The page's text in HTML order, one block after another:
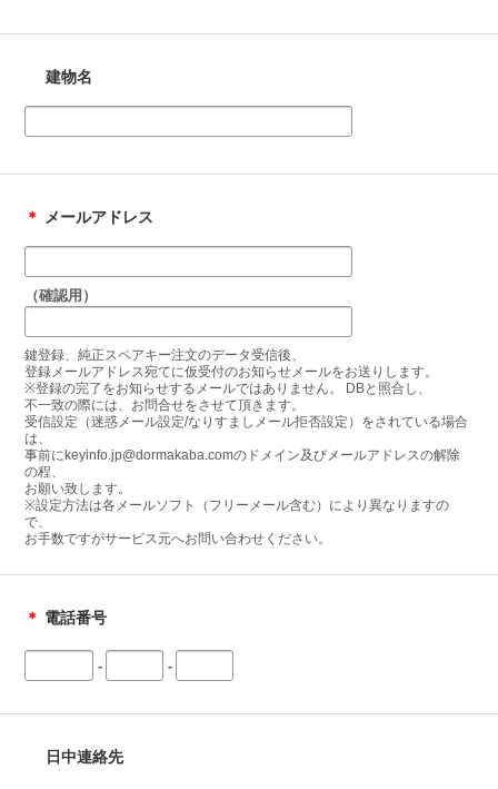
建物名
＊ メールアドレス
（確認用）
鍵登録、純正スペアキー注文のデータ受信後、
登録メールアドレス宛てに仮受付のお知らせメールをお送りします。
※登録の完了をお知らせするメールではありません。 DBと照合し、
不一致の際には、お問合せをさせて頂きます。
受信設定（迷惑メール設定/なりすましメール拒否設定）をされている場合
は、
事前にkeyinfo.jp@dormakaba.comのドメイン及びメールアドレスの解除
の程、
お願い致します。
※設定方法は各メールソフト（フリーメール含む）により異なりますの
で、
お手数ですがサービス元へお問い合わせください。
＊ 電話番号
- -
日中連絡先